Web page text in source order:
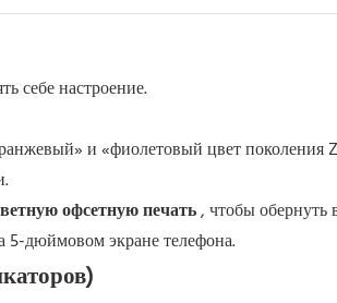
себе настроение.
и «фиолетовый цвет поколения
офсетную печать, чтобы обернуть
5-дюймовом экране телефона.